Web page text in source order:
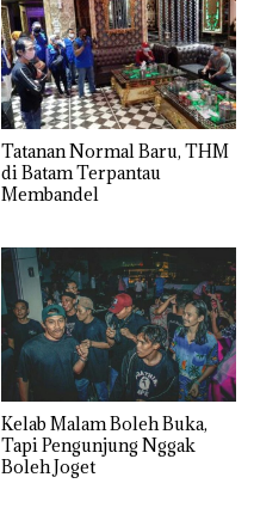
Tatanan Normal Baru, THM
di Batam Terpantau
Membandel
Kelab Malam Boleh Buka,
Tapi Pengunjung Nggak
Boleh Joget